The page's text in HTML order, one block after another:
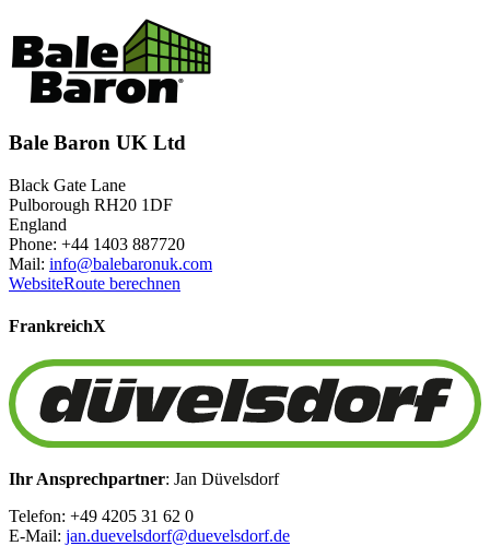
Bale Baron UK Ltd
Black Gate Lane
Pulborough RH20 1DF
England
Phone: +44 1403 887720
Mail: info@balebaronuk.com
WebsiteRoute berechnen
FrankreichX
Ihr Ansprechpartner: Jan Düvelsdorf
Telefon: +49 4205 31 62 0
E-Mail: jan.duevelsdorf@duevelsdorf.de